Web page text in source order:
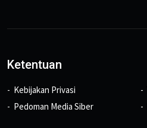
Ketentuan
Kebijakan Privasi
Pedoman Media Siber